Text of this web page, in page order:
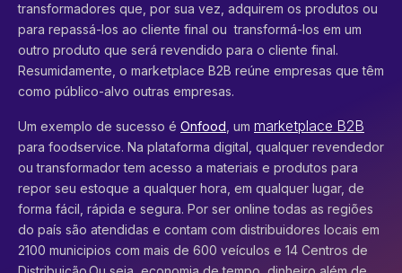
transformadores que, por sua vez, adquirem os produtos ou
para repassá-los ao cliente final ou transformá-los em um
outro produto que será revendido para o cliente final.
Resumidamente, o marketplace B2B reúne empresas que têm
como público-alvo outras empresas.
Um exemplo de sucesso é Onfood , um marketplace B2B
para foodservice. Na plataforma digital, qualquer revendedor
ou transformador tem acesso a materiais e produtos para
repor seu estoque a qualquer hora, em qualquer lugar, de
forma fácil, rápida e segura. Por ser online todas as regiões
do país são atendidas e contam com distribuidores locais em
2100 municipios com mais de 600 veículos e 14 Centros de